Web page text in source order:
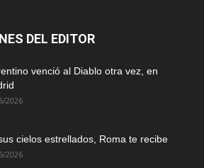
DEL EDITOR
venció al Diablo otra vez, en
2026
cielos estrellados, Roma te recibe
2026